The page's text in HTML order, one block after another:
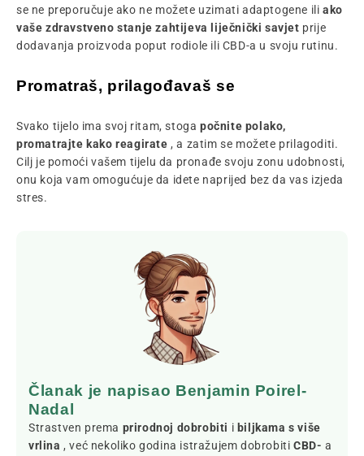
se ne preporučuje ako ne možete uzimati adaptogene ili ako
vaše zdravstveno stanje zahtijeva liječnički savjet prije
dodavanja proizvoda poput rodiole ili CBD-a u svoju rutinu.
Promatraš, prilagođavaš se
Svako tijelo ima svoj ritam, stoga počnite polako,
promatrajte kako reagirate , a zatim se možete prilagoditi.
Cilj je pomoći vašem tijelu da pronađe svoju zonu udobnosti,
onu koja vam omogućuje da idete naprijed bez da vas izjeda
stres.
Članak je napisao Benjamin Poirel-
Nadal
Strastven prema prirodnoj dobrobiti i biljkama s više
vrlina , već nekoliko godina istražujem dobrobitiCBD- a